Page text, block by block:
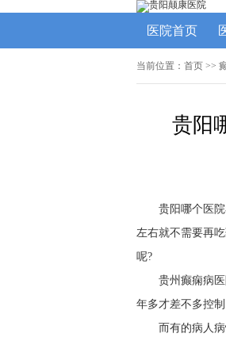
医院首页
当前位置： 首页 >>
贵阳
贵阳哪个医
左右就不需要再
呢?
贵州癫痫病
年多才差不多控
而有的病人